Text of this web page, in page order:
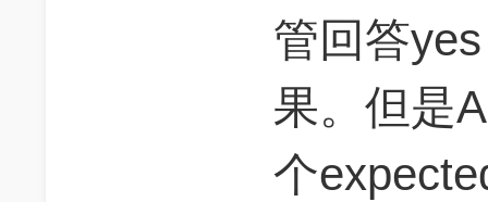
管回答
果。但是
个